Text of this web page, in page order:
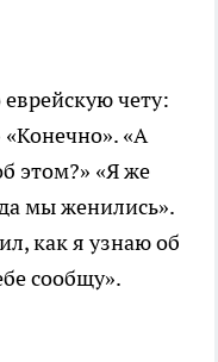
чету:
«А
этом?» «Я же
мы женились».
как я узнаю об
сообщу».